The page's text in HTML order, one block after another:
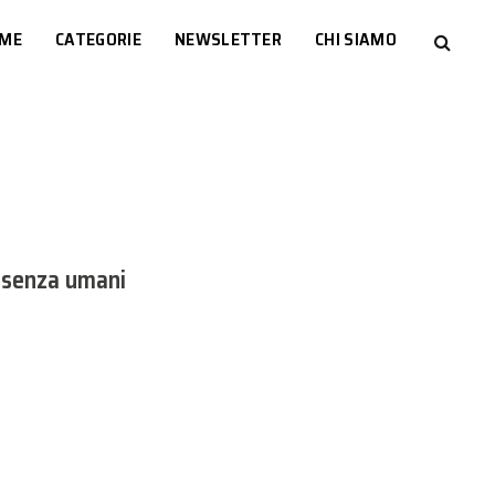
CATEGORIE NEWSLETTER CHI SIAMO
umani